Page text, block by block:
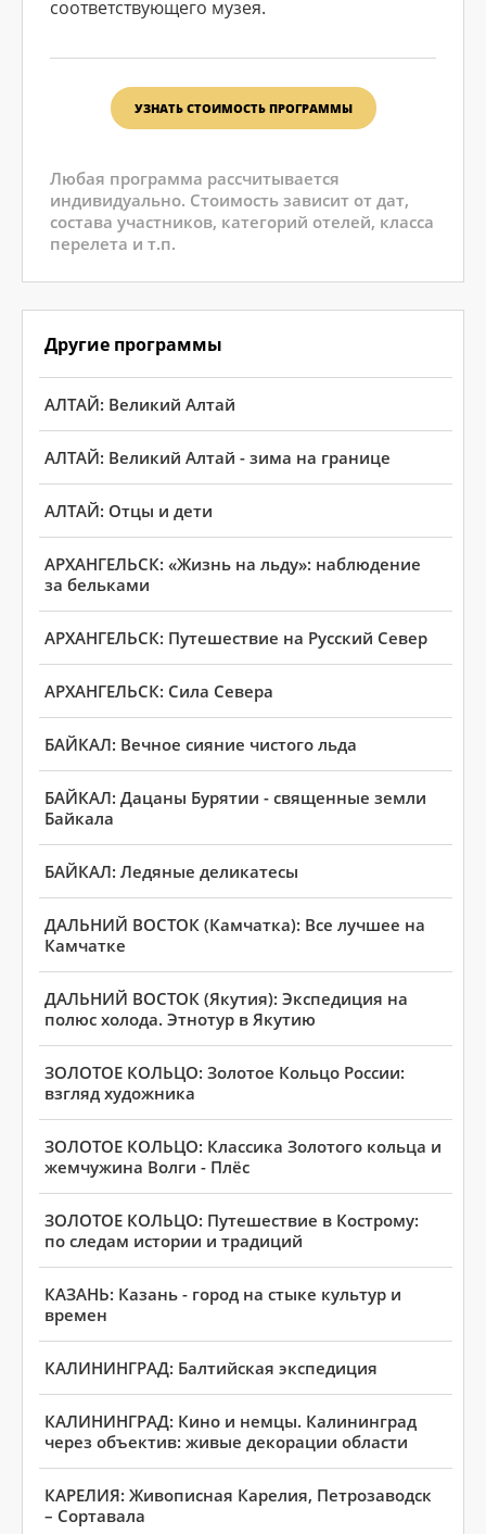
Другие программы
АЛТАЙ: Великий Алтай
АЛТАЙ: Великий Алтай - зима на границе
АЛТАЙ: Отцы и дети
АРХАНГЕЛЬСК: «Жизнь на льду»: наблюдение
за бельками
АРХАНГЕЛЬСК: Путешествие на Русский Север
АРХАНГЕЛЬСК: Сила Севера
БАЙКАЛ: Вечное сияние чистого льда
БАЙКАЛ: Дацаны Бурятии - священные земли
Байкала
БАЙКАЛ: Ледяные деликатесы
ДАЛЬНИЙ ВОСТОК (Камчатка): Все лучшее на
Камчатке
ДАЛЬНИЙ ВОСТОК (Якутия): Экспедиция на
полюс холода. Этнотур в Якутию
ЗОЛОТОЕ КОЛЬЦО: Золотое Кольцо России:
взгляд художника
ЗОЛОТОЕ КОЛЬЦО: Классика Золотого кольца и
жемчужина Волги - Плёс
ЗОЛОТОЕ КОЛЬЦО: Путешествие в Кострому:
по следам истории и традиций
КАЗАНЬ: Казань - город на стыке культур и
времен
КАЛИНИНГРАД: Балтийская экспедиция
КАЛИНИНГРАД: Кино и немцы. Калининград
через объектив: живые декорации области
КАРЕЛИЯ: Живописная Карелия, Петрозаводск
– Сортавала
соответствующего музея.
УЗНАТЬ СТОИМОСТЬ ПРОГРАММЫ
Любая программа рассчитывается
индивидуально. Стоимость зависит от дат,
состава участников, категорий отелей, класса
перелета и т.п.